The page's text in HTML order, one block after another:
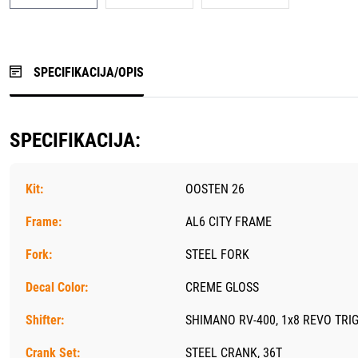
SPECIFIKACIJA/OPIS
SPECIFIKACIJA:
Kit: OOSTEN 26
Frame: AL6 CITY FRAME
Fork: STEEL FORK
Decal Color: CREME GLOSS
Shifter: SHIMANO RV-400, 1x8 REVO
Crank Set: STEEL CRANK, 36T